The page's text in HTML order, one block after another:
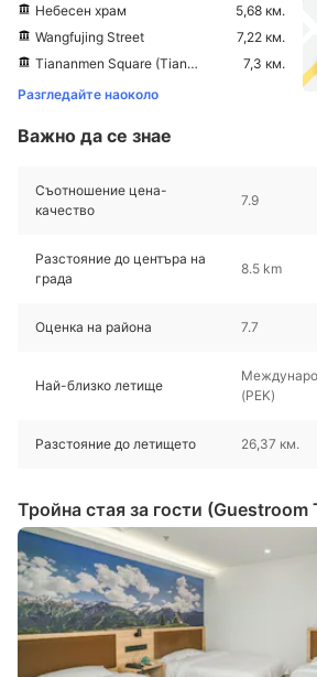
Небесен храм
5,68 км.
Wangfujing Street
7,22 км.
Tiananmen Square (Tiananmen Guangchang)
7,3 км.
Разгледайте наоколо
Важно да се знае
Съотношение цена-
качество
7.9
Разстояние до центъра на
града
8.5 km
Оценка на района 7.7
Най-близко летище
(PEK)
Разстояние до летището 26,37 км.
Тройна стая за гости (Guestroom